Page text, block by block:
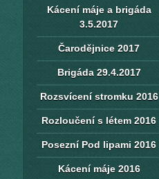
Kácení máje a brigáda
3.5.2017
Čarodějnice 2017
Brigáda 29.4.2017
Rozsvícení stromku 2016
Rozloučení s létem 2016
Posezní Pod lipami 2016
Kácení máje 2016